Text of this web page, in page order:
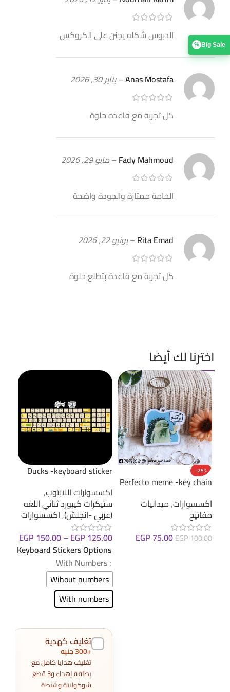
الدبوس شكله يجنن على الكروكس
Anas Mostafa
–يناير 30, 2026
كل تجربة مع قاعدة حلوة
Fady Mahmoud
–مايو 29, 2026
الخامة ممتازة والجودة واضحة
Rita Emad
–يونيو 22, 2026
كل تجربة مع قاعدة بتطلع حلوة
اخترنا لك أيضًا
-25%
Perfecto meme -key chain
اكسسوارات,ميداليات
مفاتيح
EGP100.00
EGP 75.00
Ducks -keyboard sticker
اكسسوارات اللابتوب,
ستيكرات كيبورد ثنائي اللغه
(عربي -انجلش),اكسسوارات
EGP 125.00
–
EGP 150.00
Keyboard Stickers Options
: With Numbers
Wihout numbers
With numbers
تغليف كهدية
+300 جنيه
تغليف هدايا كامل مع
بطاقة إهداء و3 قطع
شوكولاتة وشنطة
% Big Sale